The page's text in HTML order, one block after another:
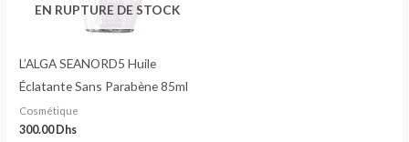
EN RUPTURE DE STOCK
L’ALGA SEANORD5 Huile
Éclatante Sans Parabène 85ml
Cosmétique
300.00Dhs